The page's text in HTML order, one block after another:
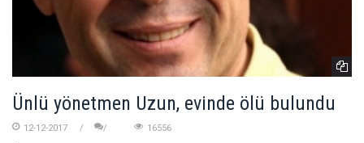
Ünlü yönetmen Uzun, evinde ölü bulundu
12-12-2017 16556